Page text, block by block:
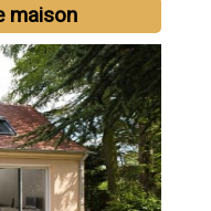
maison